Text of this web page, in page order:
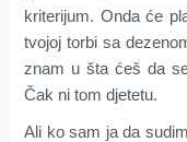
kriterijum. Onda će
tvojoj torbi sa
znam u šta ćeš da
Čak ni tom djetetu.
Ali ko sam ja da